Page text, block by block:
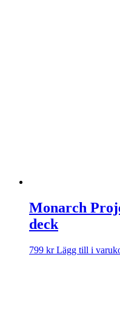
Monarch
deck
799 kr Lägg till i